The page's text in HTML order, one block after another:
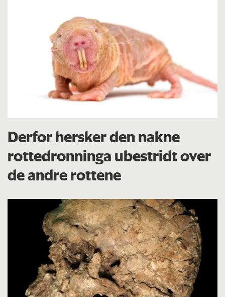
Derfor hersker den nakne
rottedronninga ubestridt over
de andre rottene